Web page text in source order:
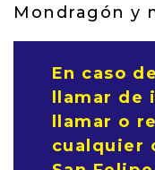
Mondragón y
En caso
llamar
llamar o
cualquier